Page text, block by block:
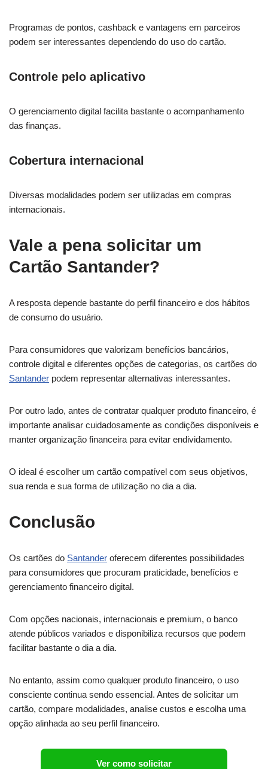
Programas de pontos, cashback e vantagens em parceiros
podem ser interessantes dependendo do uso do cartão.
Controle pelo aplicativo
O gerenciamento digital facilita bastante o acompanhamento
das finanças.
Cobertura internacional
Diversas modalidades podem ser utilizadas em compras
internacionais.
Vale a pena solicitar um
Cartão Santander?
A resposta depende bastante do perfil financeiro e dos hábitos
de consumo do usuário.
Para consumidores que valorizam benefícios bancários,
controle digital e diferentes opções de categorias, os cartões do
Santander podem representar alternativas interessantes.
Por outro lado, antes de contratar qualquer produto financeiro, é
importante analisar cuidadosamente as condições disponíveis e
manter organização financeira para evitar endividamento.
O ideal é escolher um cartão compatível com seus objetivos,
sua renda e sua forma de utilização no dia a dia.
Conclusão
Os cartões do Santander oferecem diferentes possibilidades
para consumidores que procuram praticidade, benefícios e
gerenciamento financeiro digital.
Com opções nacionais, internacionais e premium, o banco
atende públicos variados e disponibiliza recursos que podem
facilitar bastante o dia a dia.
No entanto, assim como qualquer produto financeiro, o uso
consciente continua sendo essencial. Antes de solicitar um
cartão, compare modalidades, analise custos e escolha uma
opção alinhada ao seu perfil financeiro.
Ver como solicitar